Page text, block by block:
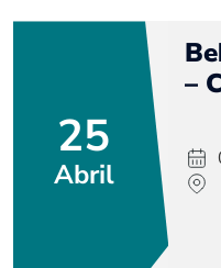
25
Abril
–